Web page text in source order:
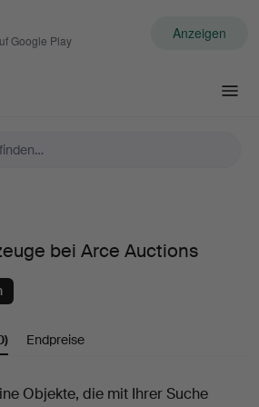
Google Play Anzeigen
bei Arce Auctions
Endpreise
Objekte, die mit Ihrer Suche